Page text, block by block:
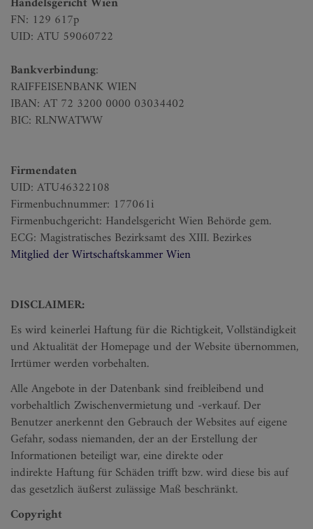
FN: 129 617p
UID: ATU 59060722
Bankverbindung:
RAIFFEISENBANK WIEN
IBAN: AT 72 3200 0000 03034402
BIC: RLNWATWW
Firmendaten
UID: ATU46322108
Firmenbuchnummer: 177061i
Firmenbuchgericht: Handelsgericht Wien Behörde gem.
ECG: Magistratisches Bezirksamt des XIII. Bezirkes
Mitglied der Wirtschaftskammer Wien
DISCLAIMER:
Es wird keinerlei Haftung für die Richtigkeit, Vollständigkeit
und Aktualität der Homepage und der Website übernommen,
Irrtümer werden vorbehalten.
Alle Angebote in der Datenbank sind freibleibend und
vorbehaltlich Zwischenvermietung und -verkauf. Der
Benutzer anerkennt den Gebrauch der Websites auf eigene
Gefahr, sodass niemanden, der an der Erstellung der
Informationen beteiligt war, eine direkte oder
indirekte Haftung für Schäden trifft bzw. wird diese bis auf
das gesetzlich äußerst zulässige Maß beschränkt.
Copyright